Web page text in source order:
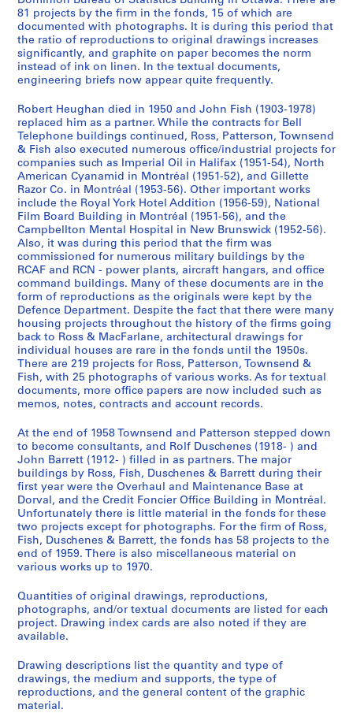
t
s
]
,
1
9
1
2
-
1
9
3
0
AP013.S3.D633
1
9
6
0
-
1
9
8
2
AP013.S3.D634
81 projects by the firm in the fonds, 15 of which are
documented with photographs. It is during this period that
the ratio of reproductions to original drawings increases
significantly, and graphite on paper becomes the norm
instead of ink on linen. In the textual documents,
engineering briefs now appear quite frequently.
Robert Heughan died in 1950 and John Fish (1903-1978)
replaced him as a partner. While the contracts for Bell
Telephone buildings continued, Ross, Patterson, Townsend
& Fish also executed numerous office/industrial projects for
companies such as Imperial Oil in Halifax (1951-54), North
American Cyanamid in Montréal (1951-52), and Gillette
Razor Co. in Montréal (1953-56). Other important works
include the Royal York Hotel Addition (1956-59), National
Film Board Building in Montréal (1951-56), and the
Campbellton Mental Hospital in New Brunswick (1952-56).
Also, it was during this period that the firm was
commissioned for numerous military buildings by the
RCAF and RCN - power plants, aircraft hangars, and office
command buildings. Many of these documents are in the
form of reproductions as the originals were kept by the
Defence Department. Despite the fact that there were many
housing projects throughout the history of the firms going
back to Ross & MacFarlane, architectural drawings for
individual houses are rare in the fonds until the 1950s.
There are 219 projects for Ross, Patterson, Townsend &
Fish, with 25 photographs of various works. As for textual
documents, more office papers are now included such as
memos, notes, contracts and account records.
At the end of 1958 Townsend and Patterson stepped down
to become consultants, and Rolf Duschenes (1918- ) and
John Barrett (1912- ) filled in as partners. The major
buildings by Ross, Fish, Duschenes & Barrett during their
first year were the Overhaul and Maintenance Base at
Dorval, and the Credit Foncier Office Building in Montréal.
Unfortunately there is little material in the fonds for these
two projects except for photographs. For the firm of Ross,
Fish, Duschenes & Barrett, the fonds has 58 projects to the
end of 1959. There is also miscellaneous material on
various works up to 1970.
Quantities of original drawings, reproductions,
photographs, and/or textual documents are listed for each
project. Drawing index cards are also noted if they are
available.
Drawing descriptions list the quantity and type of
drawings, the medium and supports, the type of
reproductions, and the general content of the graphic
material.